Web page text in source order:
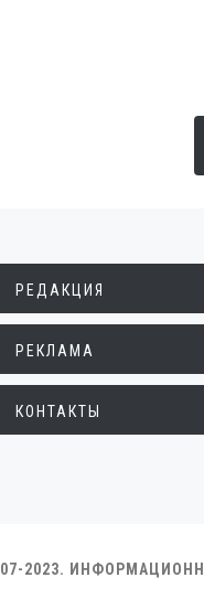
РЕДАКЦИЯ
РЕКЛАМА
КОНТАКТЫ
2023.